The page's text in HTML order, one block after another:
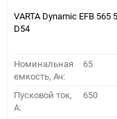
VARTA Dynamic EFB 565
D54
Номинальная
емкость, Ач:
65
Пусковой ток,
A:
650